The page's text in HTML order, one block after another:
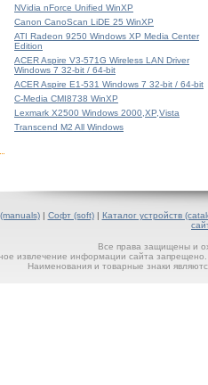
NVidia nForce Unified WinXP
Canon CanoScan LiDE 25 WinXP
ATI Radeon 9250 Windows XP Media Center
Edition
ACER Aspire V3-571G Wireless LAN Driver
Windows 7 32-bit / 64-bit
ACER Aspire E1-531 Windows 7 32-bit / 64-bit
C-Media CMI8738 WinXP
Lexmark X2500 Windows 2000,XP,Vista
Transcend M2 All Windows
| Софт (soft)|
Каталог устройств
Все права защищены и
извлечение информации сайта
Наименования и товарные знаки